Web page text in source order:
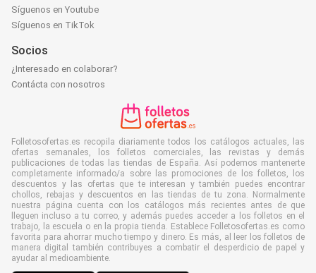
Síguenos en Youtube
Síguenos en TikTok
Socios
¿Interesado en colaborar?
Contácta con nosotros
Folletosofertas.es recopila diariamente todos los catálogos actuales, las
ofertas semanales, los folletos comerciales, las revistas y demás
publicaciones de todas las tiendas de España. Así podemos mantenerte
completamente informado/a sobre las promociones de los folletos, los
descuentos y las ofertas que te interesan y también puedes encontrar
chollos, rebajas y descuentos en las tiendas de tu zona. Normalmente
nuestra página cuenta con los catálogos más recientes antes de que
lleguen incluso a tu correo, y además puedes acceder a los folletos en el
trabajo, la escuela o en la propia tienda. Establece Folletosofertas.es como
favorita para ahorrar mucho tiempo y dinero. Es más, al leer los folletos de
manera digital también contribuyes a combatir el desperdicio de papel y
ayudar al medioambiente.